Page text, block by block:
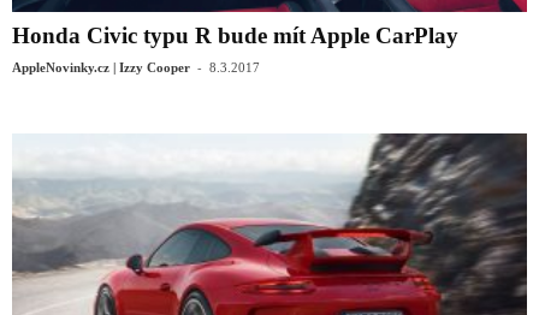
Honda Civic typu R bude mít Apple CarPlay
AppleNovinky.cz | Izzy Cooper - 8.3.2017